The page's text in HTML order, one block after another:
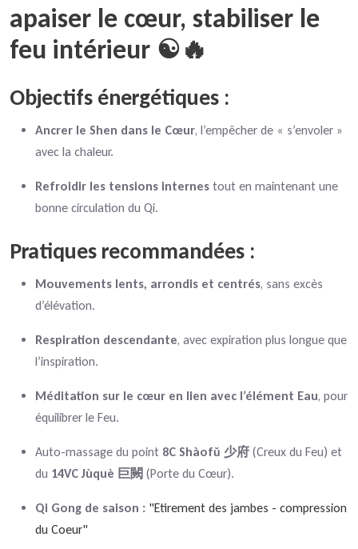
apaiser le cœur, stabiliser le
feu intérieur ☯️🔥
Objectifs énergétiques :
Ancrer le Shen dans le Cœur, l’empêcher de « s’envoler »
avec la chaleur.
Refroidir les tensions internes tout en maintenant une
bonne circulation du Qi.
Pratiques recommandées :
Mouvements lents, arrondis et centrés, sans excès
d’élévation.
Respiration descendante, avec expiration plus longue que
l’inspiration.
Méditation sur le cœur en lien avec l’élément Eau, pour
équilibrer le Feu.
Auto-massage du point 8C Shàofǔ 少府 (Creux du Feu) et
du 14VC Jùquè 巨闕 (Porte du Cœur).
Qi Gong de saison : "Etirement des jambes - compression
du Coeur"